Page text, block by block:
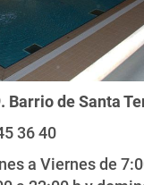
Barrio de Santa
36 40
a Viernes de